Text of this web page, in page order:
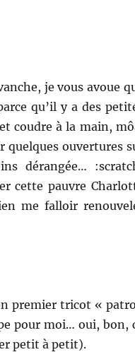
je vous avoue
qu’il y a des
coudre à la main,
quelques ouvertures
dérangée…
cette pauvre
me falloir
premier tricot «
pour moi… oui, bon,
petit à petit).